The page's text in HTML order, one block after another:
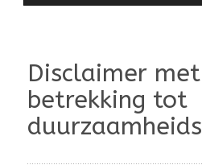
Disclaimer met
betrekking tot